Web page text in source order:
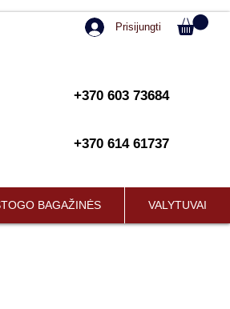
Prisijungti
+370 603 73684
+370 614 61737
BAGAŽINĖS VALYTUVAI